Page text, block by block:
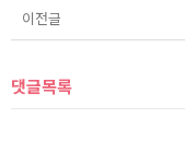
이전글
댓글목록